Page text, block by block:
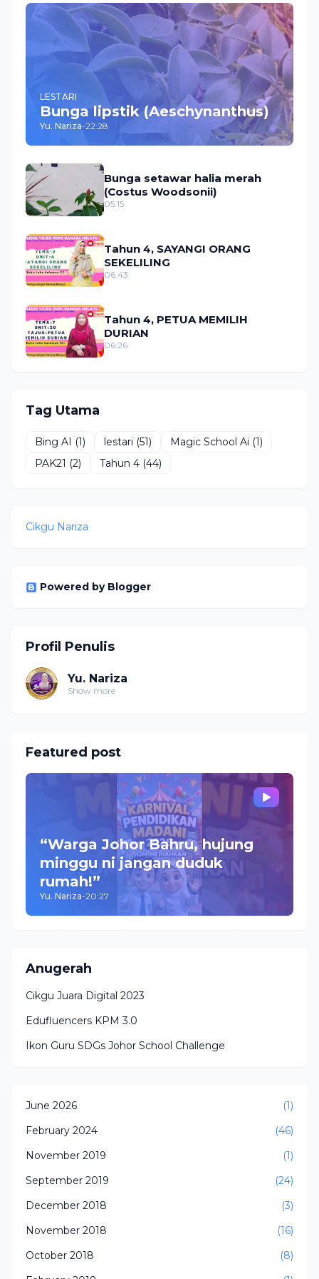
LESTARI
Bunga lipstik (Aeschynanthus)
Yu. Nariza-22:28
Bunga setawar halia merah
(Costus Woodsonii)
05:15
Tahun 4, SAYANGI ORANG
SEKELILING
06:43
Tahun 4, PETUA MEMILIH
DURIAN
06:26
Tag Utama
Bing AI (1) lestari (51) Magic School Ai (1)
PAK21 (2) Tahun 4 (44)
Cikgu Nariza
Powered by Blogger
Profil Penulis
Yu. Nariza
Show more
Featured post
“Warga Johor Bahru, hujung
minggu ni jangan duduk
rumah!”
Yu. Nariza-20:27
Anugerah
Cikgu Juara Digital 2023
Edufluencers KPM 3.0
Ikon Guru SDGs Johor School Challenge
June 2026
(1)
February 2024
(46)
November 2019
(1)
September 2019
(24)
December 2018
(3)
November 2018
(16)
October 2018
(8)